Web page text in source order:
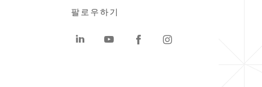
팔로우하기